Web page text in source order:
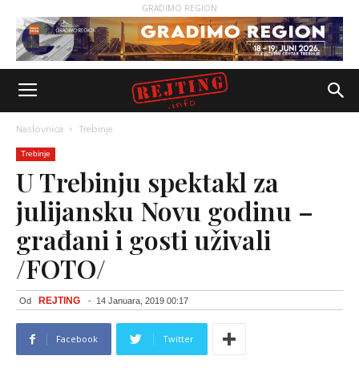
GRADIMO REGION
Naslovnica Trebinje
Trebinje
U Trebinju spektakl za
julijansku Novu godinu –
građani i gosti uživali
/FOTO/
Od REJTING - 14 Januara, 2019 00:17
Facebook Twitter